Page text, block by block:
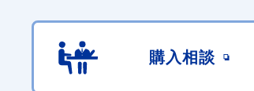
購入相談